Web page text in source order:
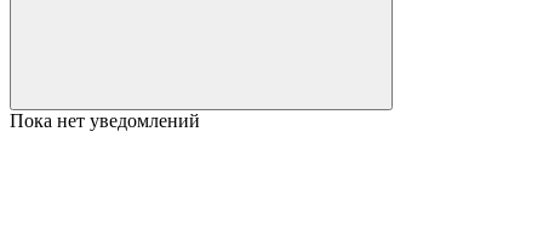
Пока нет уведомлений